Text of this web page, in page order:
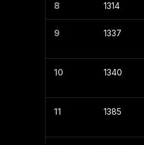
8 1314
9 1337
10 1340
11 1385